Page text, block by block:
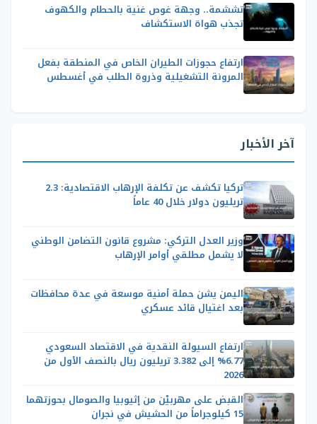
تششمة.. وجهة غوص غنية بالحطام والكهوف
تجذب هواة الاستكشاف
ارتفاع حجوزات الطيران الخاص في المنطقة بفعل
المرونة التشغيلية وذروة الطلب في أغسطس
آخر الأخبار
تركيا تكشف عن تكلفة الإرهاب الاقتصادية: 2.3
تريليون دولار خلال 40 عاماً
وزير العدل التركي: مشروع قانون التضامن الوطني
لا يشمل مطلقي أوامر الإرهاب
اليمن يشن حملة أمنية موسعة في عدة محافظات
بعد اغتيال قائد عسكري
ارتفاع السيولة النقدية في الاقتصاد السعودي
6.77% إلى 3.382 تريليون ريال بالنصف الأول من
2026
القبض على مهربيْن من إثيوبيا والصومال بحوزتهما
15 كيلوجراماً من الحشيش في نجران